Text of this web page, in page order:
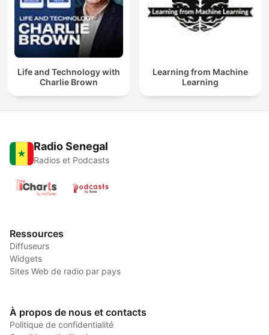
Life and Technology with
Charlie Brown
Learning from Machine
Learning
Radio Senegal
Radios et Podcasts
Ressources
Diffuseurs
Widgets
Sites Web de radio par pays
À propos de nous et contacts
Politique de confidentialité